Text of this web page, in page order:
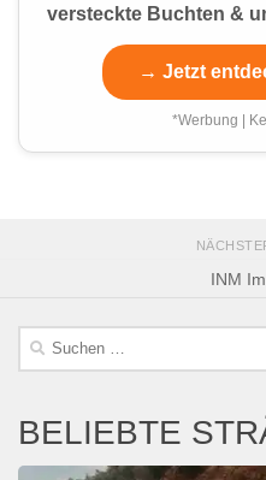
versteckte Buchten &
→ Jetzt
*Werbung |
INM
Suchen
BELIEBTE